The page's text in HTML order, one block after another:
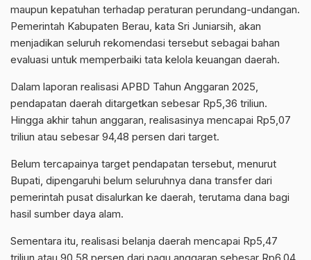
maupun kepatuhan terhadap peraturan perundang-undangan.
Pemerintah Kabupaten Berau, kata Sri Juniarsih, akan
menjadikan seluruh rekomendasi tersebut sebagai bahan
evaluasi untuk memperbaiki tata kelola keuangan daerah.
Dalam laporan realisasi APBD Tahun Anggaran 2025,
pendapatan daerah ditargetkan sebesar Rp5,36 triliun.
Hingga akhir tahun anggaran, realisasinya mencapai Rp5,07
triliun atau sebesar 94,48 persen dari target.
Belum tercapainya target pendapatan tersebut, menurut
Bupati, dipengaruhi belum seluruhnya dana transfer dari
pemerintah pusat disalurkan ke daerah, terutama dana bagi
hasil sumber daya alam.
Sementara itu, realisasi belanja daerah mencapai Rp5,47